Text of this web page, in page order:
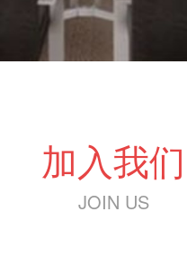
加入我们
JOIN US